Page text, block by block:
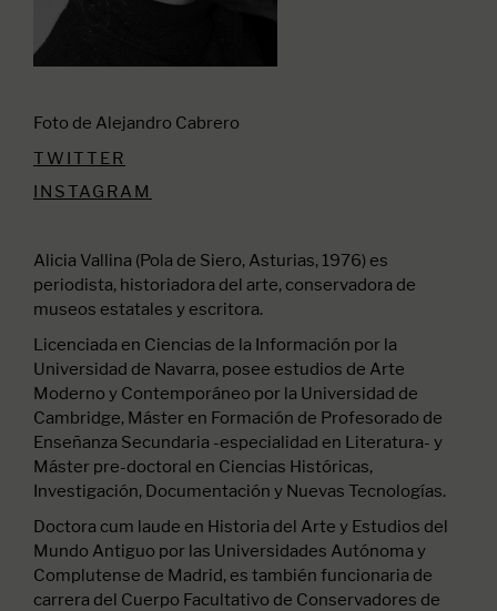
Foto de Alejandro Cabrero
TWITTER
INSTAGRAM
Alicia Vallina (Pola de Siero, Asturias, 1976) es
periodista, historiadora del arte, conservadora de
museos estatales y escritora.
Licenciada en Ciencias de la Información por la
Universidad de Navarra, posee estudios de Arte
Moderno y Contemporáneo por la Universidad de
Cambridge, Máster en Formación de Profesorado de
Enseñanza Secundaria -especialidad en Literatura- y
Máster pre-doctoral en Ciencias Históricas,
Investigación, Documentación y Nuevas Tecnologías.
Doctora cum laude en Historia del Arte y Estudios del
Mundo Antiguo por las Universidades Autónoma y
Complutense de Madrid, es también funcionaria de
carrera del Cuerpo Facultativo de Conservadores de